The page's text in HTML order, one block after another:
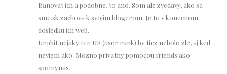
Banovat ich a podobne, to ano. Som ale zvedavy, ako sa
sme.sk zachova k svojim blogerom. Je to v konecnom
dosledku ich web.
Urobit nejaky ten UR (user rank) by tiez nebolo zle, aj ked
neviem ako. Mozno privatny pomocou friends ako
spomynas.